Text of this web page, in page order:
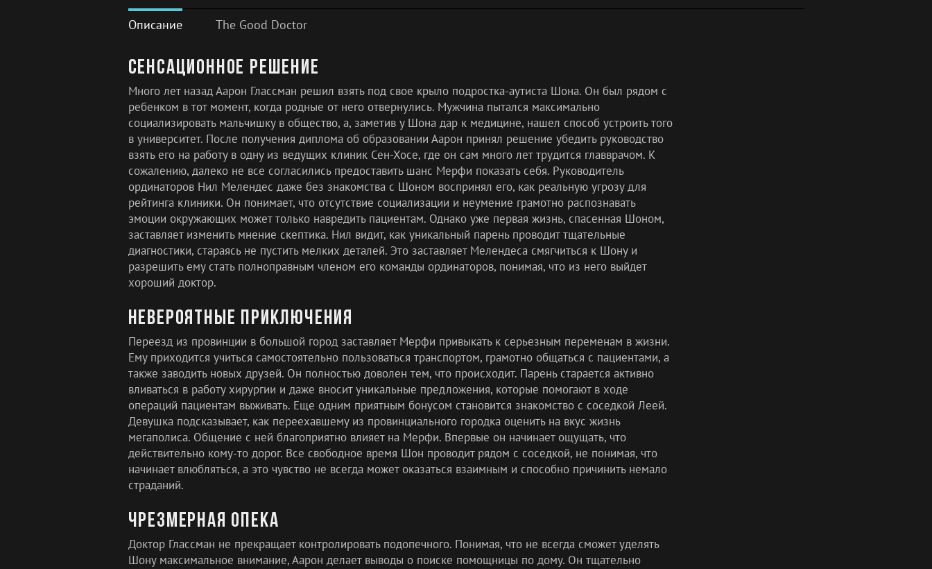
Описание The Good Doctor
Сенсационное решение
Много лет назад Аарон Глассман решил взять под свое крыло подростка-аутиста Шона. Он был рядом с
ребенком в тот момент, когда родные от него отвернулись. Мужчина пытался максимально
социализировать мальчишку в общество, а, заметив у Шона дар к медицине, нашел способ устроить того
в университет. После получения диплома об образовании Аарон принял решение убедить руководство
взять его на работу в одну из ведущих клиник Сен-Хосе, где он сам много лет трудится главврачом. К
сожалению, далеко не все согласились предоставить шанс Мерфи показать себя. Руководитель
ординаторов Нил Мелендес даже без знакомства с Шоном воспринял его, как реальную угрозу для
рейтинга клиники. Он понимает, что отсутствие социализации и неумение грамотно распознавать
эмоции окружающих может только навредить пациентам. Однако уже первая жизнь, спасенная Шоном,
заставляет изменить мнение скептика. Нил видит, как уникальный парень проводит тщательные
диагностики, стараясь не пустить мелких деталей. Это заставляет Мелендеса смягчиться к Шону и
разрешить ему стать полноправным членом его команды ординаторов, понимая, что из него выйдет
хороший доктор.
Невероятные приключения
Переезд из провинции в большой город заставляет Мерфи привыкать к серьезным переменам в жизни.
Ему приходится учиться самостоятельно пользоваться транспортом, грамотно общаться с пациентами, а
также заводить новых друзей. Он полностью доволен тем, что происходит. Парень старается активно
вливаться в работу хирургии и даже вносит уникальные предложения, которые помогают в ходе
операций пациентам выживать. Еще одним приятным бонусом становится знакомство с соседкой Леей.
Девушка подсказывает, как переехавшему из провинциального городка оценить на вкус жизнь
мегаполиса. Общение с ней благоприятно влияет на Мерфи. Впервые он начинает ощущать, что
действительно кому-то дорог. Все свободное время Шон проводит рядом с соседкой, не понимая, что
начинает влюбляться, а это чувство не всегда может оказаться взаимным и способно причинить немало
страданий.
Чрезмерная опека
Доктор Глассман не прекращает контролировать подопечного. Понимая, что не всегда сможет уделять
Шону максимальное внимание, Аарон делает выводы о поиске помощницы по дому. Он тщательно